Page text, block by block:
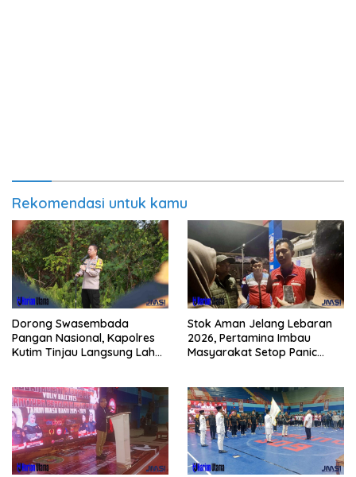
Rekomendasi untuk kamu
Dorong Swasembada
Pangan Nasional, Kapolres
Kutim Tinjau Langsung Lahan
Stok Aman Jelang Lebaran
2026, Pertamina Imbau
Masyarakat Setop Panic